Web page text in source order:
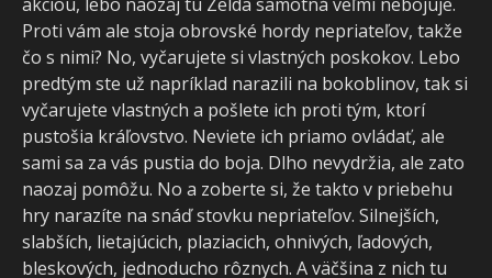
Proti vám ale stoja obrovské hordy nepriateľov, takže
čo s nimi? No, vyčarujete si vlastných poskokov. Lebo
predtým ste už napríklad narazili na bokoblinov, tak si
vyčarujete vlastných a pošlete ich proti tým, ktorí
pustošia kráľovstvo. Neviete ich priamo ovládať, ale
sami sa za vás pustia do boja. Dlho nevydržia, ale zato
naozaj pomôžu. No a zoberte si, že takto v priebehu
hry narazíte na snáď stovku nepriateľov. Silnejších,
slabších, lietajúcich, plaziacich, ohnivých, ľadových,
bleskových, jednoducho rôznych. A väčšina z nich tu